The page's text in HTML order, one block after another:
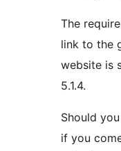
The
link to the
website is
5.1.4.
Should
if you